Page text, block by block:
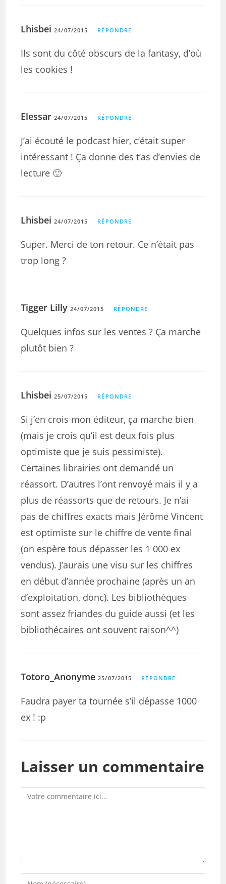
Lhisbei 24/07/2015 RÉPONDRE
Ils sont du côté obscurs de la fantasy, d’où
les cookies !
Elessar 24/07/2015 RÉPONDRE
J’ai écouté le podcast hier, c’était super
intéressant ! Ça donne des t’as d’envies de
lecture 🙂
Lhisbei 24/07/2015 RÉPONDRE
Super. Merci de ton retour. Ce n’était pas
trop long ?
Tigger Lilly 24/07/2015 RÉPONDRE
Quelques infos sur les ventes ? Ça marche
plutôt bien ?
Lhisbei 25/07/2015 RÉPONDRE
Si j’en crois mon éditeur, ça marche bien
(mais je crois qu’il est deux fois plus
optimiste que je suis pessimiste).
Certaines librairies ont demandé un
réassort. D’autres l’ont renvoyé mais il y a
plus de réassorts que de retours. Je n’ai
pas de chiffres exacts mais Jérôme Vincent
est optimiste sur le chiffre de vente final
(on espère tous dépasser les 1 000 ex
vendus). J’aurais une visu sur les chiffres
en début d’année prochaine (après un an
d’exploitation, donc). Les bibliothèques
sont assez friandes du guide aussi (et les
bibliothécaires ont souvent raison^^)
Totoro_Anonyme 25/07/2015 RÉPONDRE
Faudra payer ta tournée s’il dépasse 1000
ex ! :p
Laisser un commentaire